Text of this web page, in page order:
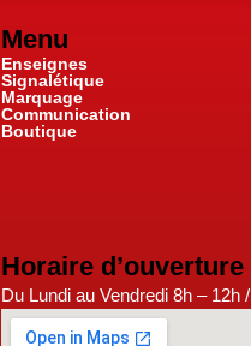
Menu
Enseignes
Signalétique
Marquage
Communication
Boutique
Horaire d’ouverture
Du Lundi au Vendredi 8h – 12h